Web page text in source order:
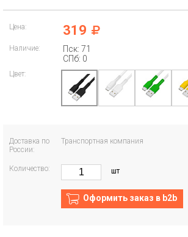
Цена: 319
Наличие:
Пск: 71
СПб: 0
Цвет:
Доставка по
России:
Транспортная компания
Количество: шт
Оформить заказ в b2b